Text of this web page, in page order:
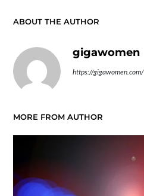
ABOUT THE AUTHOR
gigawomen
https://gigawomen.com/
MORE FROM AUTHOR